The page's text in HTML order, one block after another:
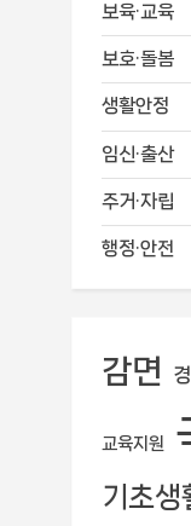
보육·교육
보호·돌봄
생활안정
임신·출산
주거·자립
행정·안전
감면
교육지원
기초생